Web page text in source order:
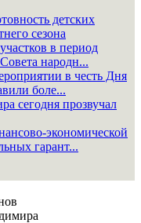
детских
сезона
в период
народн...
в честь Дня
боле...
сегодня прозвучал
экономической
гарант...